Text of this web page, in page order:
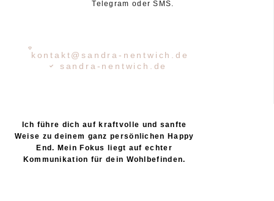
Telegram oder SMS.
kontakt@sandra-nentwich.de
sandra-nentwich.de
Ich führe dich auf kraftvolle und sanfte
Weise zu deinem ganz persönlichen Happy
End. Mein Fokus liegt auf echter
Kommunikation für dein Wohlbefinden.